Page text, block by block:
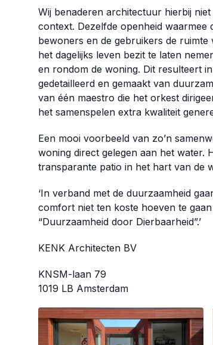
Wij benaderen architectuur hierbij
context. Dezelfde openheid
bewoners en de gebruikers de ruimte
het dagelijks leven bezit te laten
en rondom de woning. Dit resulteert
gedetailleerd en gemaakt van
van één maestro die het orkest
het samenspelen extra kwaliteit
Een mooi voorbeeld van zo’n
woning direct gelegen aan het water.
transparante patio in het hart van de
‘In verband met de duurzaamheid
comfort niet ten koste hoeven te
“Duurzaamheid door Dierbaarheid”.’
KENK Architecten BV
​KNSM-laan 79
1019 LB Amsterdam